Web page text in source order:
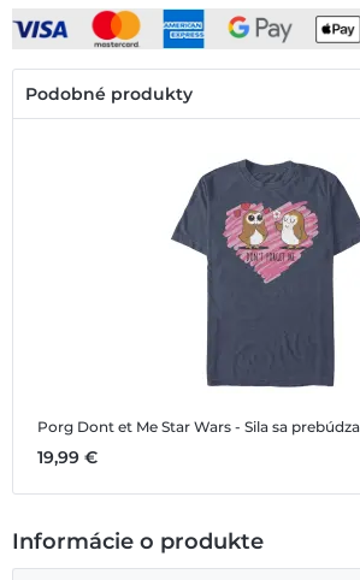
Podobné produkty
Porg Dont et Me Star Wars - Sila sa prebúdza - Porg Dont et Me -
19,99 €
Informácie o produkte